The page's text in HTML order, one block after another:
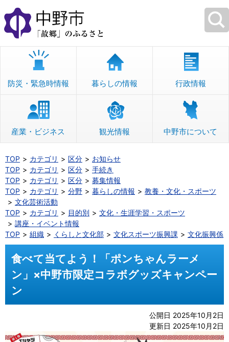
本
文
へ
移
防災・緊急時情報 暮らしの情報 行政情報
産業・ビジネス 観光情報 中野市について
TOP カテゴリ 区分
お知らせ
TOP
カテゴリ 区分
手続き
TOP
カテゴリ 区分
募集情報
TOP
カテゴリ 分野 暮らしの情報
教養・文化・スポーツ
文化芸術活動
TOP
カテゴリ 目的別
文化・生涯学習・スポーツ
講座・イベント情報
TOP
組織 くらしと文化部 文化スポーツ振興課 文化振興係
食べて当てよう！「ポンちゃんラーメ
ン」×中野市限定コラボグッズキャンペー
ン
公開日 2025年10月2日
更新日 2025年10月2日